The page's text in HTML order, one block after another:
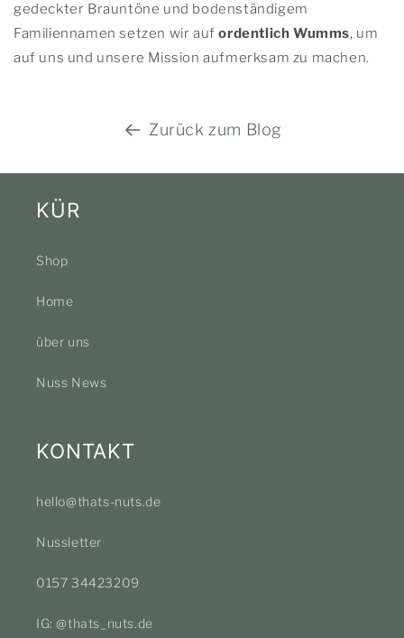
gedeckter Brauntöne und bodenständigem
Familiennamen setzen wir auf ordentlich Wumms, um
auf uns und unsere Mission aufmerksam zu machen.
Zurück zum Blog
KÜR
Shop
Home
über uns
Nuss News
KONTAKT
hello@thats-nuts.de
Nussletter
0157 34423209
IG: @thats_nuts.de